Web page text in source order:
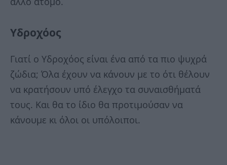
Υδροχόος
Γιατί ο Υδροχόος είναι ένα από τα πιο ψυχρά
ζώδια; Όλα έχουν να κάνουν με το ότι θέλουν
να κρατήσουν υπό έλεγχο τα συναισθήματά
τους. Και θα το ίδιο θα προτιμούσαν να
κάνουμε κι όλοι οι υπόλοιποι.